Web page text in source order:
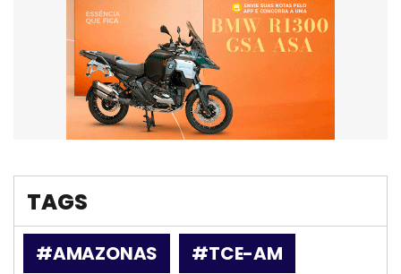
TAGS
#AMAZONAS
#TCE-AM